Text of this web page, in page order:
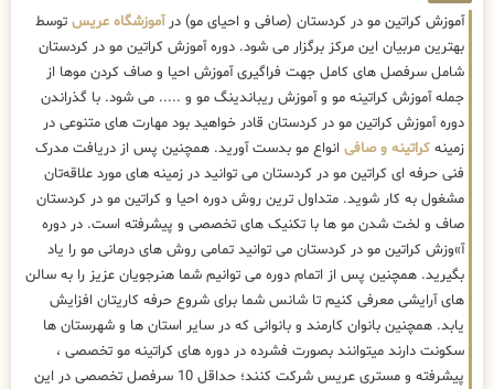
آموزش کراتین مو در کردستان (صافی و احیای مو) درآموزشگاه عریس توسط
بهترین مربیان این مرکز برگزار می شود. دوره آموزش کراتین مو در کردستان
شامل سرفصل های کامل جهت فراگیری آموزش احیا و صاف کردن موها از
جمله آموزش کراتینه مو و آموزش ریباندینگ مو و ..... می شود. با گذراندن
دوره آموزش کراتین مو در کردستان قادر خواهید بود مهارت های متنوعی در
زمینه کراتینه و صافی انواع مو بدست آورید. همچنین پس از دریافت مدرک
فنی حرفه ای کراتین مو در کردستان می توانید در زمینه های مورد علاقه‌تان
مشغول به کار شوید. متداول ترین روش دوره احیا و کراتین مو در کردستان
صاف و لخت شدن مو ها با تکنیک های تخصصی و پیشرفته است. در دوره
آ»وزش کراتین مو در کردستان می توانید تمامی روش های درمانی مو را یاد
بگیرید. همچنین پس از اتمام دوره می توانیم شما هنرجویان عزیز را به سالن
های آرایشی معرفی کنیم تا شانس شما برای شروع حرفه کاریتان افزایش
یابد. همچنین بانوان کارمند و بانوانی که در سایر استان ها و شهرستان ها
سکونت دارند میتوانند بصورت فشرده در دوره های کراتینه مو تخصصی ،
پیشرفته و مستری عریس شرکت کنند؛ حداقل 10 سرفصل تخصصی در این